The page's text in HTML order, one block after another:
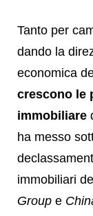
Tanto per
dando la
economica
crescono le
immobiliare
ha messo
immobiliari
Group e